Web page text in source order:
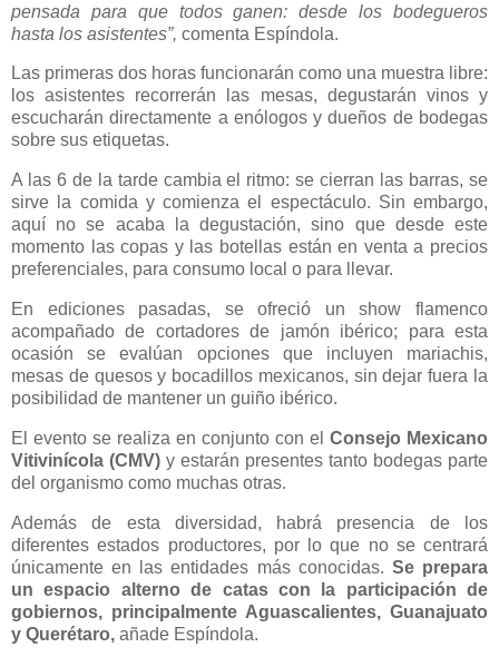
pensada para que todos ganen: desde los bodegueros
hasta los asistentes”, comenta Espíndola.
Las primeras dos horas funcionarán como una muestra libre:
los asistentes recorrerán las mesas, degustarán vinos y
escucharán directamente a enólogos y dueños de bodegas
sobre sus etiquetas.
A las 6 de la tarde cambia el ritmo: se cierran las barras, se
sirve la comida y comienza el espectáculo. Sin embargo,
aquí no se acaba la degustación, sino que desde este
momento las copas y las botellas están en venta a precios
preferenciales, para consumo local o para llevar.
En ediciones pasadas, se ofreció un show flamenco
acompañado de cortadores de jamón ibérico; para esta
ocasión se evalúan opciones que incluyen mariachis,
mesas de quesos y bocadillos mexicanos, sin dejar fuera la
posibilidad de mantener un guiño ibérico.
El evento se realiza en conjunto con el Consejo Mexicano
Vitivinícola (CMV) y estarán presentes tanto bodegas parte
del organismo como muchas otras.
Además de esta diversidad, habrá presencia de los
diferentes estados productores, por lo que no se centrará
únicamente en las entidades más conocidas. Se prepara
un espacio alterno de catas con la participación de
gobiernos, principalmente Aguascalientes, Guanajuato
y Querétaro, añade Espíndola.